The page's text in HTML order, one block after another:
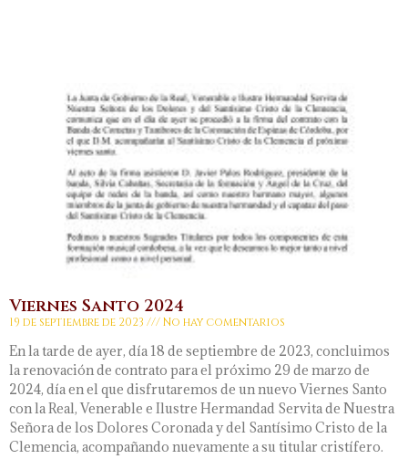
Viernes Santo 2024
19 de septiembre de 2023 No hay comentarios
En la tarde de ayer, día 18 de septiembre de 2023, concluimos
la renovación de contrato para el próximo 29 de marzo de
2024, día en el que disfrutaremos de un nuevo Viernes Santo
con la Real, Venerable e Ilustre Hermandad Servita de Nuestra
Señora de los Dolores Coronada y del Santísimo Cristo de la
Clemencia, acompañando nuevamente a su titular cristífero.